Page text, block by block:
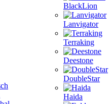
BlackLion
Lanvigator
Terraking
Deestone
DoubleStar
Haida